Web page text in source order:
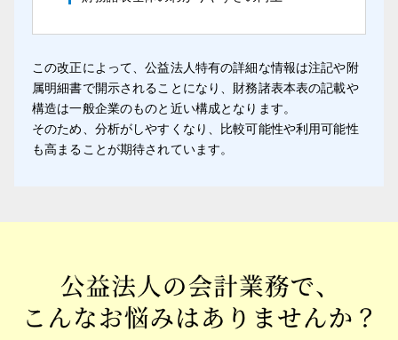
この改正によって、公益法人特有の詳細な情報は注記や附
属明細書で開示されることになり、財務諸表本表の記載や
構造は一般企業のものと近い構成となります。
そのため、分析がしやすくなり、比較可能性や利用可能性
も高まることが期待されています。